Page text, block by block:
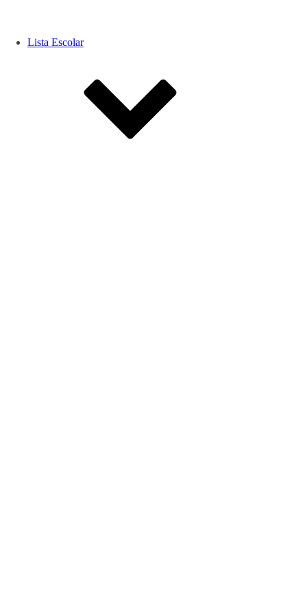
Lista Escolar